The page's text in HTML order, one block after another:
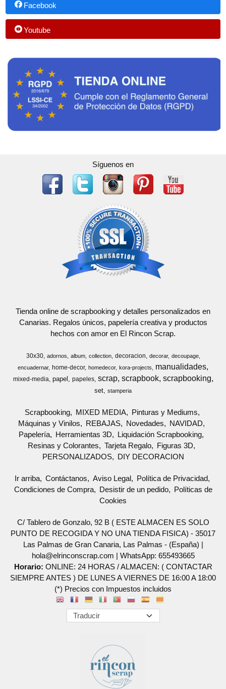
Facebook
Youtube
Síguenos en
Tienda online de scrapbooking y detalles personalizados en
Canarias. Regalos únicos, papelería creativa y productos
hechos con amor en El Rincon Scrap.
30x30 adornos album collection decoracion decorar
decoupage
encuadernar
home-decor homedecor kora-projects manualidades
mixed-media papel papeles scrap scrapbook scrapbooking
set stamperia
Scrapbooking MIXED MEDIA
Pinturas y Mediums
Máquinas y Vinilos
REBAJAS Novedades
NAVIDAD
Papelería
Herramientas 3D
Liquidación Scrapbooking
Resinas y Colorantes
Tarjeta Regalo
Figuras 3D
PERSONALIZADOS
DIY DECORACION
Ir arriba Contáctanos Aviso Legal
Política de Privacidad
Condiciones de Compra
Desistir de un pedido
Políticas de
Cookies
C/ Tablero de Gonzalo, 92 B ( ESTE ALMACEN ES SOLO
PUNTO DE RECOGIDA Y NO UNA TIENDA FISICA) - 35017
Las Palmas de Gran Canaria, Las Palmas - (España) |
hola@elrinconscrap.com | WhatsApp: 655493665
Horario: ONLINE: 24 HORAS / ALMACEN: ( CONTACTAR
SIEMPRE ANTES ) DE LUNES A VIERNES DE 16:00 A 18:00
(*) Precios con Impuestos incluidos